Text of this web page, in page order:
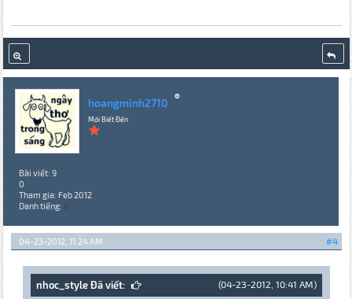
hoangminh2710
Mới Biết Đến
Bài viết: 9
0
Tham gia: Feb 2012
Danh tiếng: 0
#4
04-23-2012, 11:24 AM
(04-23-2012, 10:41 AM)
nhoc_style Đã viết: